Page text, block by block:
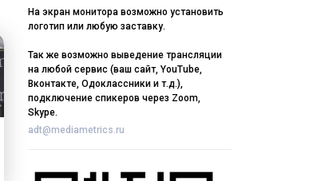
На экран монитора возможно установить
логотип или любую заставку.
Так же возможно выведение трансляции
на любой сервис (ваш сайт, YouTube,
Вконтакте, Одоклассники и т.д.),
подключение спикеров через Zoom,
Skype.
adt@mediametrics.ru